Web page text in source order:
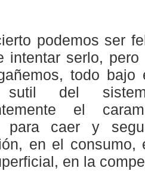
podemos ser
intentar serlo,
todo
sutil del
el
para caer y
en el consumo,
en la